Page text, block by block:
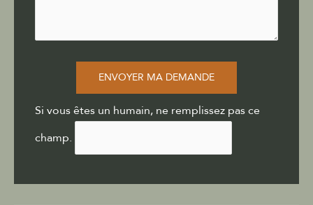
ENVOYER MA DEMANDE
Si vous êtes un humain, ne remplissez pas ce
champ.